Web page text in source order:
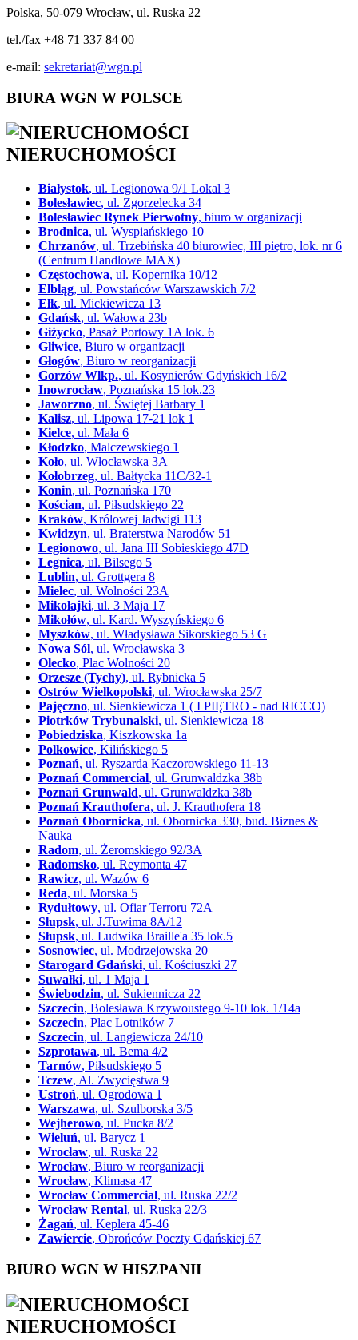
Polska, 50-079 Wrocław, ul. Ruska 22
tel./fax +48 71 337 84 00
e-mail: sekretariat@wgn.pl
BIURA WGN W POLSCE
NIERUCHOMOŚCI
Białystok, ul. Legionowa 9/1 Lokal 3
Bolesławiec, ul. Zgorzelecka 34
Bolesławiec Rynek Pierwotny, biuro w organizacji
Brodnica, ul. Wyspiańskiego 10
Chrzanów, ul. Trzebińska 40 biurowiec, III piętro, lok. nr 6
(Centrum Handlowe MAX)
Częstochowa, ul. Kopernika 10/12
Elbląg, ul. Powstańców Warszawskich 7/2
Ełk, ul. Mickiewicza 13
Gdańsk, ul. Wałowa 23b
Giżycko, Pasaż Portowy 1A lok. 6
Gliwice, Biuro w organizacji
Głogów, Biuro w reorganizacji
Gorzów Wlkp., ul. Kosynierów Gdyńskich 16/2
Inowrocław, Poznańska 15 lok.23
Jaworzno, ul. Świętej Barbary 1
Kalisz, ul. Lipowa 17-21 lok 1
Kielce, ul. Mała 6
Kłodzko, Malczewskiego 1
Koło, ul. Włocławska 3A
Kołobrzeg, ul. Bałtycka 11C/32-1
Konin, ul. Poznańska 170
Kościan, ul. Piłsudskiego 22
Kraków, Królowej Jadwigi 113
Kwidzyn, ul. Braterstwa Narodów 51
Legionowo, ul. Jana III Sobieskiego 47D
Legnica, ul. Bilsego 5
Lublin, ul. Grottgera 8
Mielec, ul. Wolności 23A
Mikołajki, ul. 3 Maja 17
Mikołów, ul. Kard. Wyszyńskiego 6
Myszków, ul. Władysława Sikorskiego 53 G
Nowa Sól, ul. Wrocławska 3
Olecko, Plac Wolności 20
Orzesze (Tychy), ul. Rybnicka 5
Ostrów Wielkopolski, ul. Wrocławska 25/7
Pajęczno, ul. Sienkiewicza 1 ( I PIĘTRO - nad RICCO)
Piotrków Trybunalski, ul. Sienkiewicza 18
Pobiedziska, Kiszkowska 1a
Polkowice, Kilińskiego 5
Poznań, ul. Ryszarda Kaczorowskiego 11-13
Poznań Commercial, ul. Grunwaldzka 38b
Poznań Grunwald, ul. Grunwaldzka 38b
Poznań Krauthofera, ul. J. Krauthofera 18
Poznań Obornicka, ul. Obornicka 330, bud. Biznes &
Nauka
Radom, ul. Żeromskiego 92/3A
Radomsko, ul. Reymonta 47
Rawicz, ul. Wazów 6
Reda, ul. Morska 5
Rydułtowy, ul. Ofiar Terroru 72A
Słupsk, ul. J.Tuwima 8A/12
Słupsk, ul. Ludwika Braille'a 35 lok.5
Sosnowiec, ul. Modrzejowska 20
Starogard Gdański, ul. Kościuszki 27
Suwałki, ul. 1 Maja 1
Świebodzin, ul. Sukiennicza 22
Szczecin, Bolesława Krzywoustego 9-10 lok. 1/14a
Szczecin, Plac Lotników 7
Szczecin, ul. Langiewicza 24/10
Szprotawa, ul. Bema 4/2
Tarnów, Piłsudskiego 5
Tczew, Al. Zwycięstwa 9
Ustroń, ul. Ogrodowa 1
Warszawa, ul. Szulborska 3/5
Wejherowo, ul. Pucka 8/2
Wieluń, ul. Barycz 1
Wrocław, ul. Ruska 22
Wrocław, Biuro w reorganizacji
Wrocław, Klimasa 47
Wrocław Commercial, ul. Ruska 22/2
Wrocław Rental, ul. Ruska 22/3
Żagań, ul. Keplera 45-46
Zawiercie, Obrońców Poczty Gdańskiej 67
BIURO WGN W HISZPANII
NIERUCHOMOŚCI